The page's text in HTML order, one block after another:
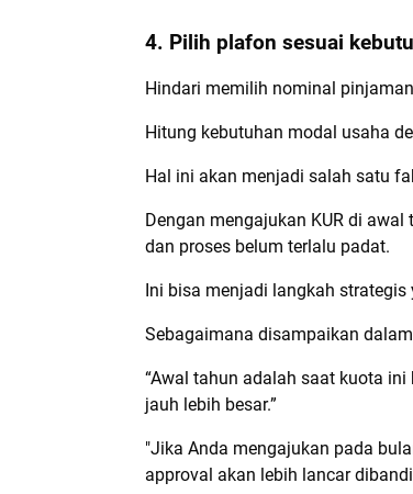
4. Pilih plafon sesuai
Hindari memilih nominal
Hitung kebutuhan modal usaha
Hal ini akan menjadi salah satu
Dengan mengajukan KUR di
dan proses belum terlalu padat.
Ini bisa menjadi langkah
Sebagaimana disampaikan
“Awal tahun adalah saat kuota
jauh lebih besar.”
"Jika Anda mengajukan pada
approval akan lebih lancar